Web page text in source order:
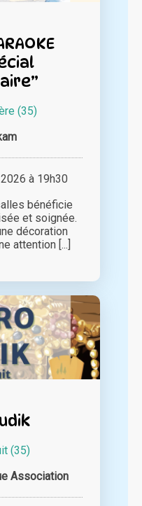
(35)
à 19h30
bénéficie
et soignée.
décoration
attention [...]
(35)
Association